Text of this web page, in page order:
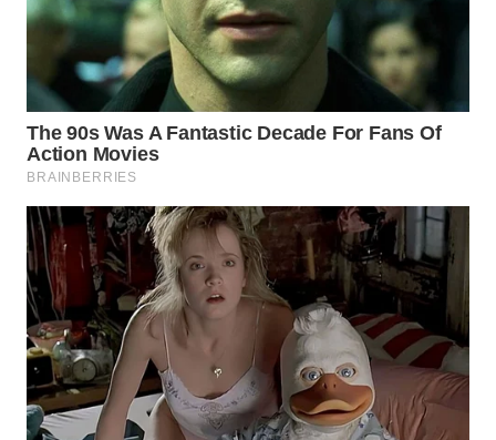
WN
LIKUPANG
LABUANBAJO
WN
Wahana
Media
Group
WAHANA
NEWS
WAHANA